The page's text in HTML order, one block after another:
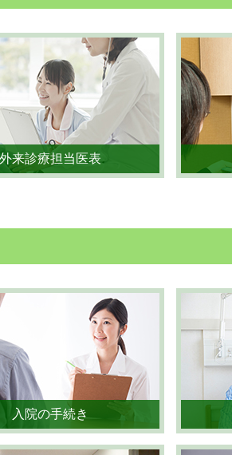
外来診療担当医表
入院の手続き